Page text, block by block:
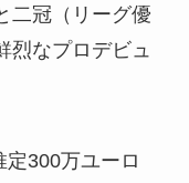
二冠（リーグ優
烈なプロデビュ
300万ユーロ